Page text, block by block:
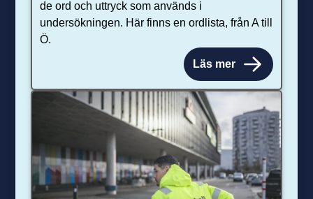
de ord och uttryck som används i
undersökningen. Här finns en ordlista, från A till
Ö.
Läs mer